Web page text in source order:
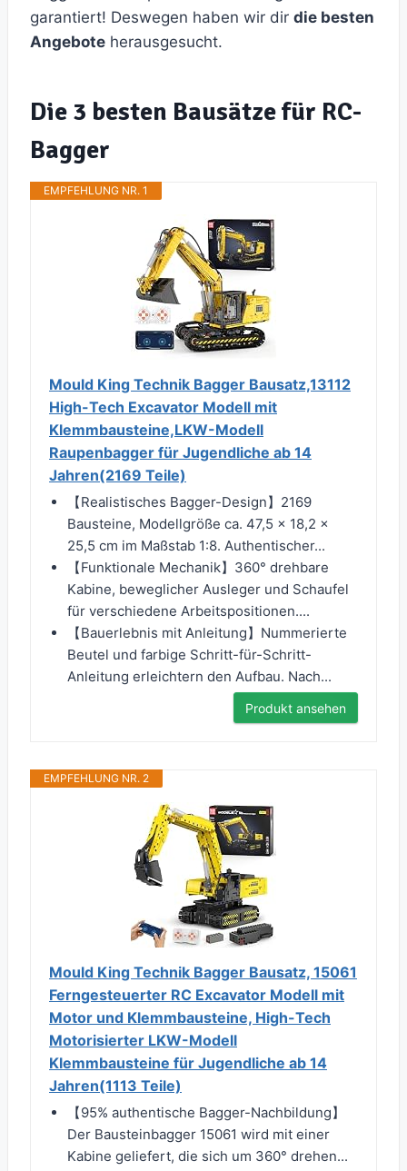
garantiert! Deswegen haben wir dir die besten
Angebote herausgesucht.
Die 3 besten Bausätze für RC-
Bagger
EMPFEHLUNG NR. 1
Mould King Technik Bagger Bausatz,13112
High-Tech Excavator Modell mit
Klemmbausteine,LKW-Modell
Raupenbagger für Jugendliche ab 14
Jahren(2169 Teile)
【Realistisches Bagger-Design】2169
Bausteine, Modellgröße ca. 47,5 × 18,2 ×
25,5 cm im Maßstab 1:8. Authentischer...
【Funktionale Mechanik】360° drehbare
Kabine, beweglicher Ausleger und Schaufel
für verschiedene Arbeitspositionen....
【Bauerlebnis mit Anleitung】Nummerierte
Beutel und farbige Schritt-für-Schritt-
Anleitung erleichtern den Aufbau. Nach...
Produkt ansehen
EMPFEHLUNG NR. 2
Mould King Technik Bagger Bausatz, 15061
Ferngesteuerter RC Excavator Modell mit
Motor und Klemmbausteine, High-Tech
Motorisierter LKW-Modell
Klemmbausteine für Jugendliche ab 14
Jahren(1113 Teile)
【95% authentische Bagger-Nachbildung】
Der Bausteinbagger 15061 wird mit einer
Kabine geliefert, die sich um 360° drehen...